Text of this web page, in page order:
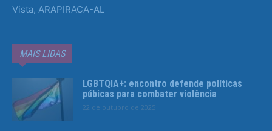
Vista, ARAPIRACA-AL
MAIS LIDAS
LGBTQIA+: encontro defende políticas
púbicas para combater violência
22 de outubro de 2025